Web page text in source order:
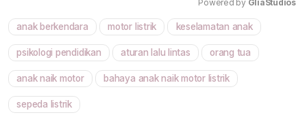
Mute
Powered by GliaStudios
anak berkendara motor listrik keselamatan anak
psikologi pendidikan aturan lalu lintas orang tua
anak naik motor bahaya anak naik motor listrik
sepeda listrik